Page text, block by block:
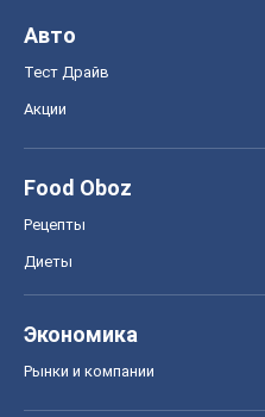
Авто
Тест Драйв
Акции
Food Oboz
Рецепты
Диеты
Экономика
Рынки и компании